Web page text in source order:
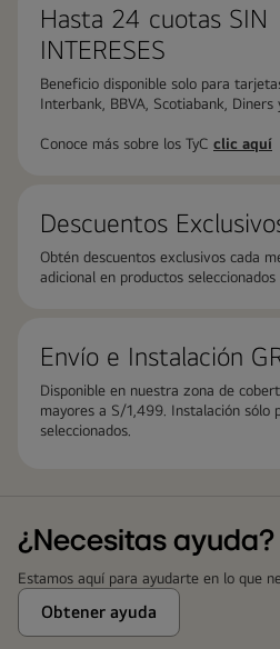
Hasta 24 cuotas ​SIN
INTERESES
Beneficio disponible solo para
Interbank, BBVA, Scotiabank, Diners
Conoce más sobre los TyC clic aquí
Descuentos
Obtén descuentos exclusivos cada
adicional en productos seleccionados
Envío e Instalación
Disponible en nuestra zona de
mayores a S/1,499. Instalación sólo
seleccionados.
¿Necesitas ayuda?
Estamos aquí para ayudarte en lo que
Obtener ayuda